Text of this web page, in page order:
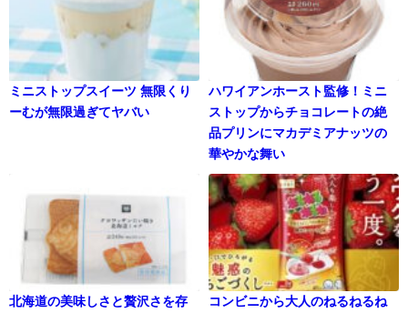
ミニストップスイーツ 無限くり
ーむが無限過ぎてヤバい
ハワイアンホースト監修！ミニ
ストップからチョコレートの絶
品プリンにマカデミアナッツの
華やかな舞い
北海道の美味しさと贅沢さを存
コンビニから大人のねるねるね